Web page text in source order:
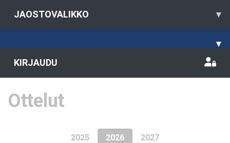
JAOSTOVALIKKO ▾
▾
KIRJAUDU
Ottelut
2025 2026 2027